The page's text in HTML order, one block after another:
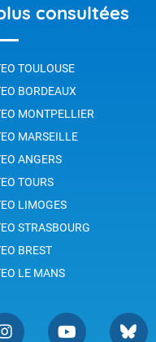
consultées
TOULOUSE
BORDEAUX
MONTPELLIER
MARSEILLE
ANGERS
TOURS
LIMOGES
STRASBOURG
BREST
LE MANS